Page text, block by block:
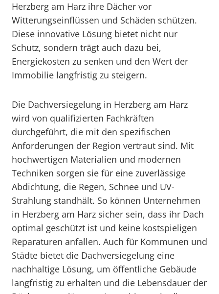
Herzberg am Harz ihre Dächer vor
Witterungseinflüssen und Schäden schützen.
Diese innovative Lösung bietet nicht nur
Schutz, sondern trägt auch dazu bei,
Energiekosten zu senken und den Wert der
Immobilie langfristig zu steigern.
Die Dachversiegelung in Herzberg am Harz
wird von qualifizierten Fachkräften
durchgeführt, die mit den spezifischen
Anforderungen der Region vertraut sind. Mit
hochwertigen Materialien und modernen
Techniken sorgen sie für eine zuverlässige
Abdichtung, die Regen, Schnee und UV-
Strahlung standhält. So können Unternehmen
in Herzberg am Harz sicher sein, dass ihr Dach
optimal geschützt ist und keine kostspieligen
Reparaturen anfallen. Auch für Kommunen und
Städte bietet die Dachversiegelung eine
nachhaltige Lösung, um öffentliche Gebäude
langfristig zu erhalten und die Lebensdauer der